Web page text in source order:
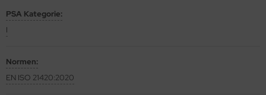
PSA Kategorie:
I
Normen:
EN ISO 21420:2020